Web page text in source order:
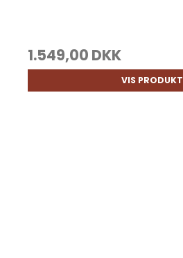
1.549,00 DKK
VIS PRODUKT